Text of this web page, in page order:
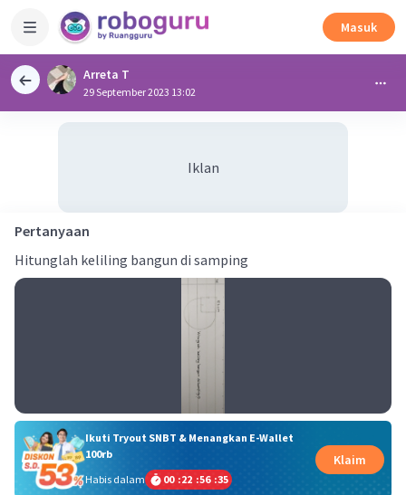
Masuk
Arreta T
29 September 2023 13:02
Iklan
Pertanyaan
Hitunglah keliling bangun di samping
Ikuti Tryout SNBT & Menangkan E-Wallet
100rb
Habis dalam
00 :22 :56 :35
Klaim